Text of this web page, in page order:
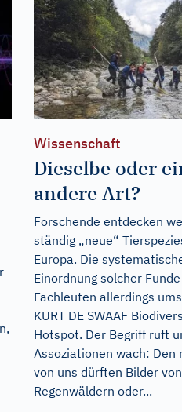
Wissenschaft
Dieselbe oder
andere Art?
Forschende entdecken
ständig „neue“
Europa. Die
Einordnung solcher
Fachleuten allerdings
KURT DE SWAAF
Hotspot. Der Begriff ruft
Assoziationen wach: Den
von uns dürften Bilder
Regenwäldern oder...